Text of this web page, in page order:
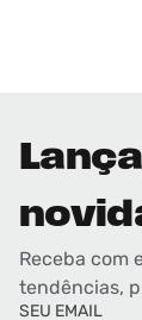
Receba com
tendências,
SEU EMAIL